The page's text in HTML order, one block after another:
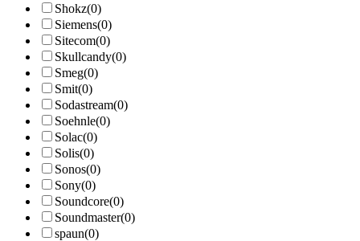
Shokz(0)
Siemens(0)
Sitecom(0)
Skullcandy(0)
Smeg(0)
Smit(0)
Sodastream(0)
Soehnle(0)
Solac(0)
Solis(0)
Sonos(0)
Sony(0)
Soundcore(0)
Soundmaster(0)
spaun(0)